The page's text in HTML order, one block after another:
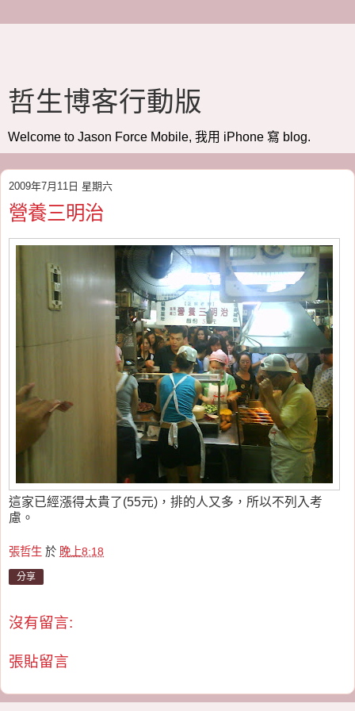
哲生博客行動版
Welcome to Jason Force Mobile, 我用 iPhone 寫 blog.
2009年7月11日 星期六
營養三明治
這家已經漲得太貴了(55元)，排的人又多，所以不列入考
慮。
張哲生 於 晚上8:18
分享
沒有留言:
張貼留言